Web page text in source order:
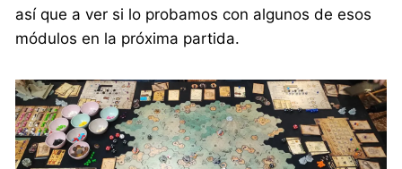
así que a ver si lo probamos con algunos de esos
módulos en la próxima partida.